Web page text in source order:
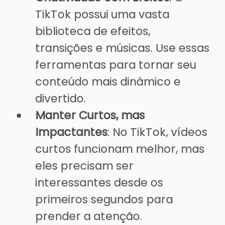
TikTok possui uma vasta
biblioteca de efeitos,
transições e músicas. Use essas
ferramentas para tornar seu
conteúdo mais dinâmico e
divertido.
Manter Curtos, mas
Impactantes: No TikTok, vídeos
curtos funcionam melhor, mas
eles precisam ser
interessantes desde os
primeiros segundos para
prender a atenção.